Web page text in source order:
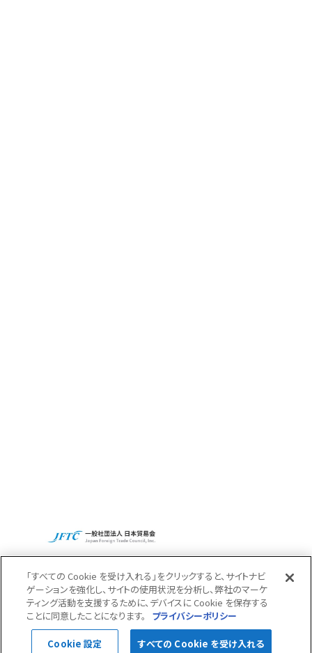
© 2022 CBC Co.,Ltd.
「すべての Cookie を受け入れる」をクリックすると、サイトナビ
ゲーションを強化し、サイトの使用状況を分析し、弊社のマーケ
ティング活動を支援するために、デバイスに Cookie を保存する
ことに同意したことになります。
プライバシーポリシー
Cookie 設定 すべての Cookie を受け入れる